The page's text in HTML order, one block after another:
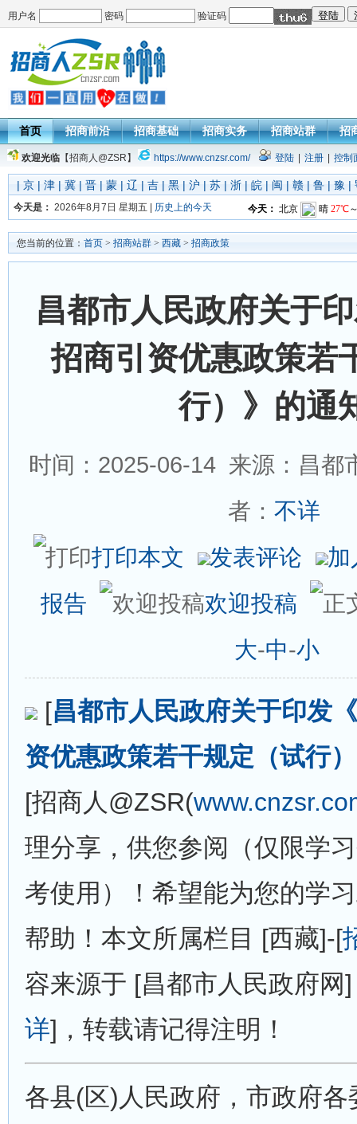
用户名 密码 验证码
首页 招商前沿 招商基础 招商实务 招商站群 招
欢迎光临 【招商人@ZSR】 https://www.cnzsr.com/ 登陆 注册 控制
| 京 | 津 | 冀 | 晋 | 蒙 | 辽 | 吉 | 黑 | 沪 | 苏 | 浙 | 皖 | 闽 | 赣 | 鲁 | 豫 |
今天是： 2026年8月7日 星期五 | 历史上的今天
您当前的位置： 首页 > 招商站群 > 西藏 > 招商政策
昌都市人民政府关于
招商引资优惠政策若
行）》的通
时间：2025-06-14 来源：昌都
者： 不详
打印本文
发表评论
加
报告
欢迎投稿
大-中-小
[昌都市人民政府关于印发
资优惠政策若干规定（试行
[招商人@ZSR(
理分享，供您参阅（仅限学
考使用）！希望能为您的学
帮助！本文所属栏目 [西藏]-[
容来源于 [昌都市人民政府网
详]，转载请记得注明！
各县(区)人民政府，市政府